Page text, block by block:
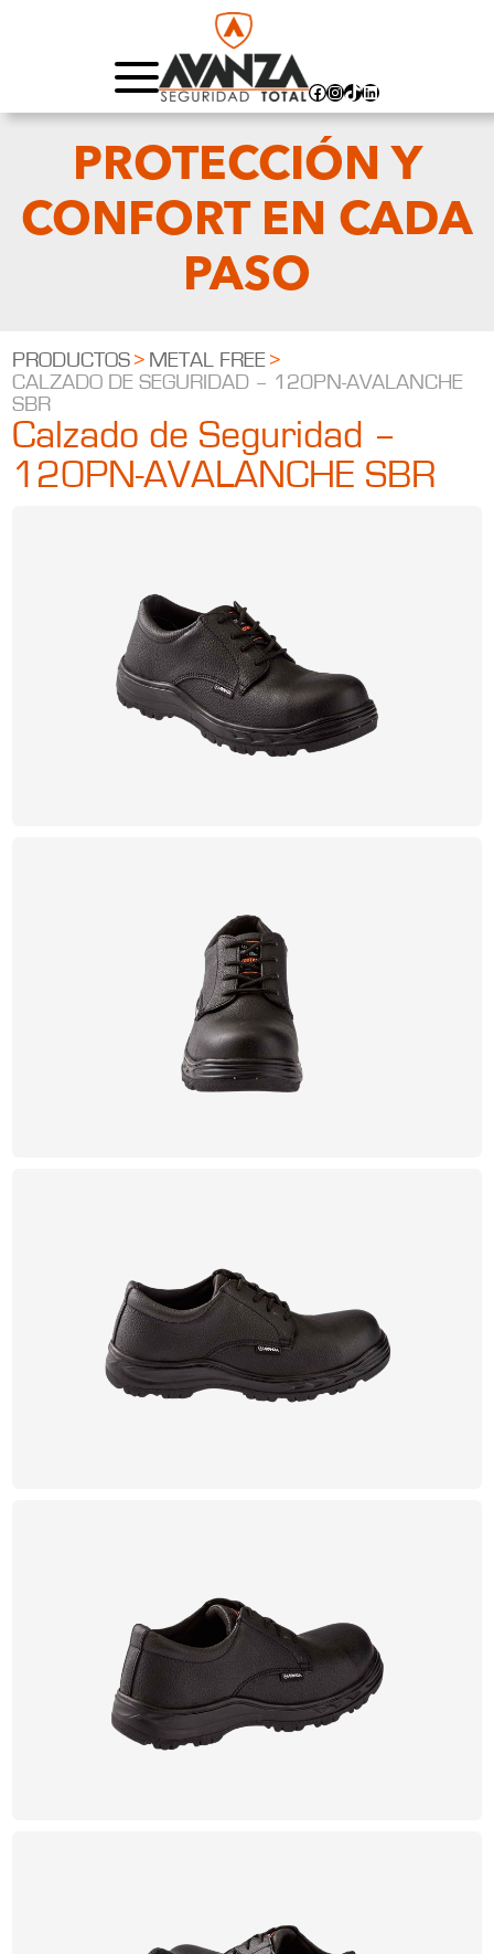
Facebook InstagramTikTok LinkedIn
PROTECCIÓN Y
CONFORT EN CADA
PASO
PRODUCTOS > METAL FREE >
CALZADO DE SEGURIDAD – 120PN-AVALANCHE
SBR
Calzado de Seguridad –
120PN-AVALANCHE SBR